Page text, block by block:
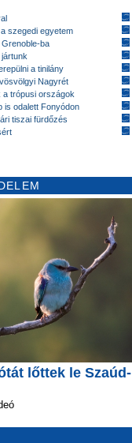
szegedi egyetem
Grenoble-ba
a tinilány
Nagyrét
a trópusi országok
is odalett Fonyódon
tiszai fürdőzés
lőttek le Szaúd-